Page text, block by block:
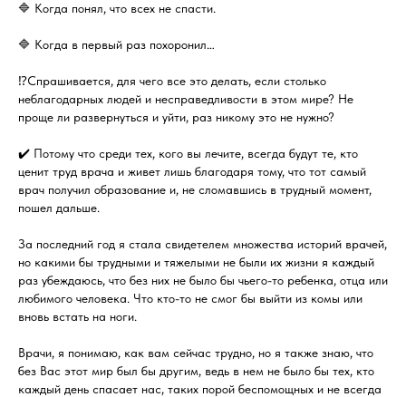
🔷 Когда понял, что всех не спасти.
🔷 Когда в первый раз похоронил…
⁉️Спрашивается, для чего все это делать, если столько
неблагодарных людей и несправедливости в этом мире? Не
проще ли развернуться и уйти, раз никому это не нужно?
✔️ Потому что среди тех, кого вы лечите, всегда будут те, кто
ценит труд врача и живет лишь благодаря тому, что тот самый
врач получил образование и, не сломавшись в трудный момент,
пошел дальше.
За последний год я стала свидетелем множества историй врачей,
но какими бы трудными и тяжелыми не были их жизни я каждый
раз убеждаюсь, что без них не было бы чьего-то ребенка, отца или
любимого человека. Что кто-то не смог бы выйти из комы или
вновь встать на ноги.
Врачи, я понимаю, как вам сейчас трудно, но я также знаю, что
без Вас этот мир был бы другим, ведь в нем не было бы тех, кто
каждый день спасает нас, таких порой беспомощных и не всегда